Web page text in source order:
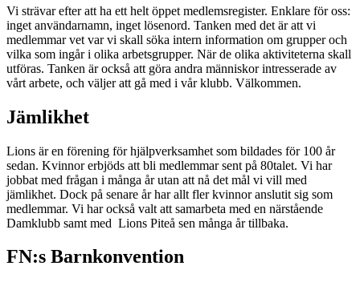
Vi strävar efter att ha ett helt öppet medlemsregister. Enklare för oss:
inget användarnamn, inget lösenord. Tanken med det är att vi
medlemmar vet var vi skall söka intern information om grupper och
vilka som ingår i olika arbetsgrupper. När de olika aktiviteterna skall
utföras. Tanken är också att göra andra människor intresserade av
vårt arbete, och väljer att gå med i vår klubb. Välkommen.
Jämlikhet
Lions är en förening för hjälpverksamhet som bildades för 100 år
sedan. Kvinnor erbjöds att bli medlemmar sent på 80talet. Vi har
jobbat med frågan i många år utan att nå det mål vi vill med
jämlikhet. Dock på senare år har allt fler kvinnor anslutit sig som
medlemmar. Vi har också valt att samarbeta med en närstående
Damklubb samt med Lions Piteå sen många år tillbaka.
FN:s Barnkonvention